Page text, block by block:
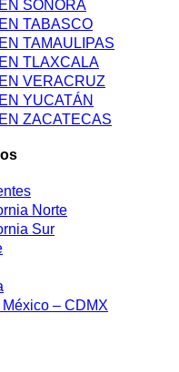
SONORA
TABASCO
TAMAULIPAS
TLAXCALA
VERACRUZ
YUCATÁN
ZACATECAS
Norte
Sur
– CDMX